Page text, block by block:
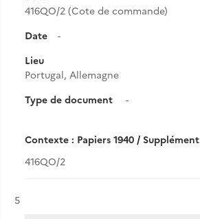
416QO/2 (Cote de commande)
Date
-
Lieu
Portugal, Allemagne
Type de document
-
Contexte : Papiers 1940 / Supplément
416QO/2
Résultat n°
5